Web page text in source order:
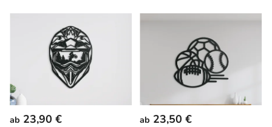
ab 23,90 € ab 23,50 €